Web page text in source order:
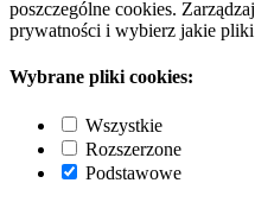
poszczególne cookies.
prywatności i wybierz jakie pliki
Wybrane pliki cookies:
Wszystkie
Rozszerzone
Podstawowe